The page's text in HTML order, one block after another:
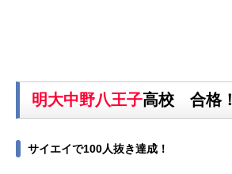
明大中野八王子高校 合格！
サイエイで100人抜き達成！